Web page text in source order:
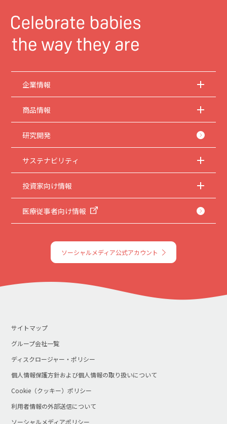
企業情報
商品情報
研究開発
サステナビリティ
投資家向け情報
医療従事者向け情報
ソーシャルメディア公式アカウント
サイトマップ
グループ会社一覧
ディスクロージャー・ポリシー
個人情報保護方針および個人情報の取り扱いについて
Cookie（クッキー）ポリシー
利用者情報の外部送信について
ソーシャルメディアポリシー